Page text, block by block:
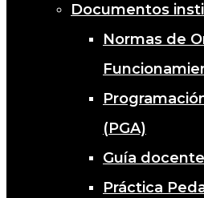
Documentos
Normas de
(PGA)
Guía docente
Práctica